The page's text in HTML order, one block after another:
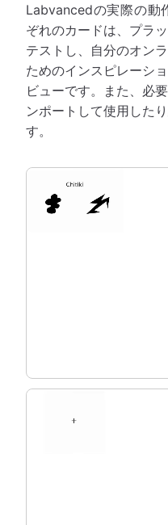
Labvancedの実際の動
ぞれのカードは、プラ
テストし、自分のオン
ためのインスピレーシ
ビューです。また、必
ンポートして使用した
す。